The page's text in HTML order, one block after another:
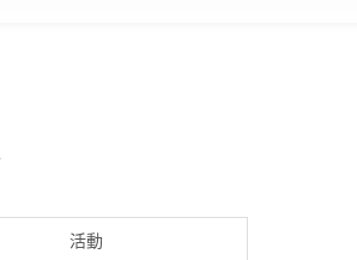
活動